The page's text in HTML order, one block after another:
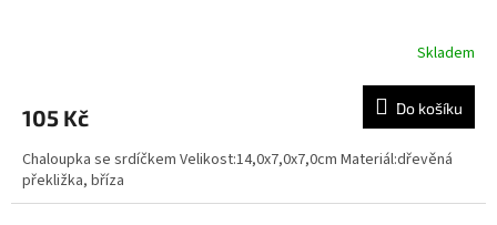
je
z
5
hvězdiček.
Skladem
105 Kč Do košíku
Chaloupka se srdíčkem Velikost:14,0x7,0x7,0cm Materiál:dřevěná
překližka, bříza